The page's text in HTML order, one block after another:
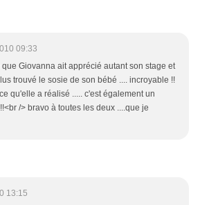
09:33
Giovanna ait apprécié autant son stage et
trouvé le sosie de son bébé .... incroyable !!
qu'elle a réalisé ..... c'est également un
/> bravo à toutes les deux ....que je
13:15